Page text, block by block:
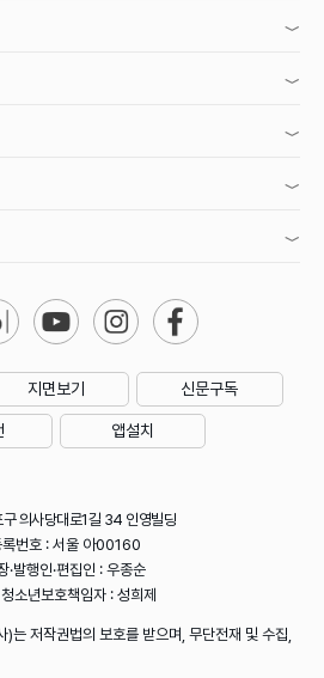
지면보기 신문구독
앱설치
의사당대로1길 34 인영빌딩
번호 : 서울 아00160
발행인·편집인 : 우종순
소년보호책임자 : 성희제
는 저작권법의 보호를 받으며, 무단전재 및 수집,